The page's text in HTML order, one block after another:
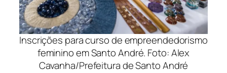
Inscrições para curso de empreendedorismo
feminino em Santo André. Foto: Alex
Cavanha/Prefeitura de Santo André